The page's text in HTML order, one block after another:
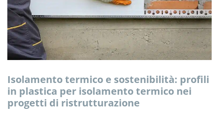
Isolamento termico e sostenibilità: profili
in plastica per isolamento termico nei
progetti di ristrutturazione